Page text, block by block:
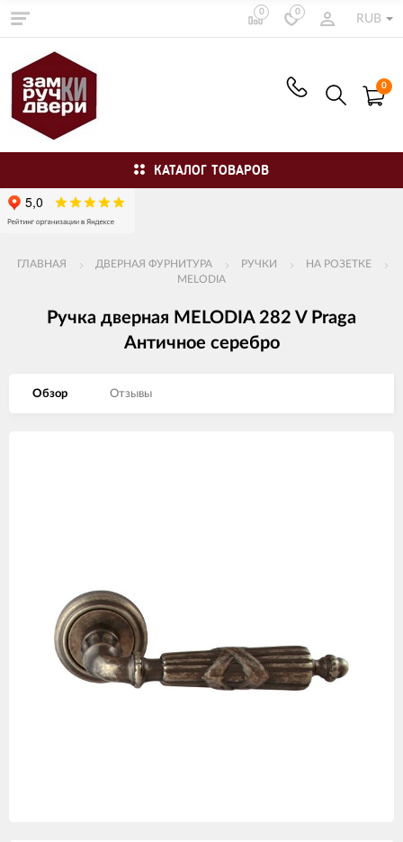
0 0
RUB
0
КАТАЛОГ ТОВАРОВ
ГЛАВНАЯ ДВЕРНАЯ ФУРНИТУРА РУЧКИ
НА РОЗЕТКЕ
MELODIA
Ручка дверная MELODIA 282 V Praga
Античное серебро
Обзор Отзывы